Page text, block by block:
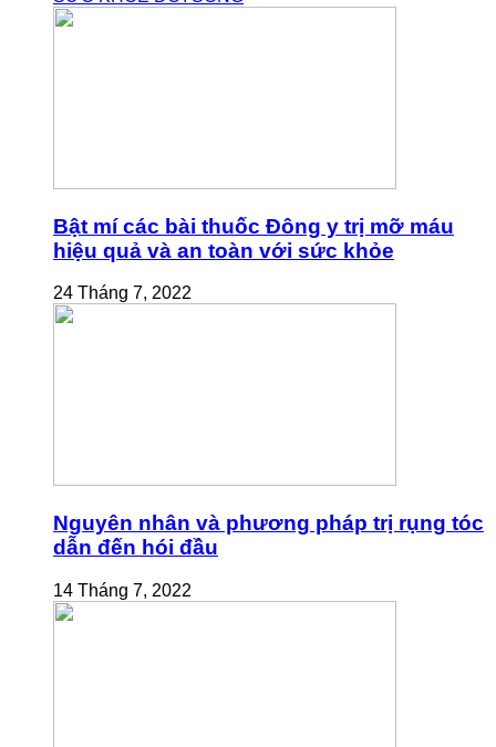
Bật mí các bài thuốc Đông y trị mỡ máu
hiệu quả và an toàn với sức khỏe
24 Tháng 7, 2022
Nguyên nhân và phương pháp trị rụng tóc
dẫn đến hói đầu
14 Tháng 7, 2022